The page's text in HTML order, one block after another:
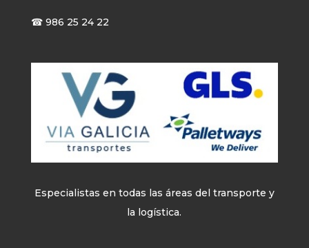
☎ 986 25 24 22
Especialistas en todas las áreas del transporte y
la logística.